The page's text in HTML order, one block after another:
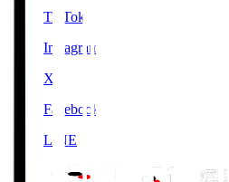
TikTok
Instagram
X
Facebook
LINE